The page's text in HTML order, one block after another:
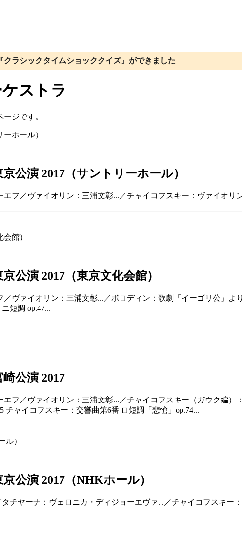
クラシックタイムショッククイズ』ができました
ストラ
ジです。
公演 2017（サントリーホール）
フ／ヴァイオリン：三浦文彰...／チャイコフスキー：ヴァイオリ
公演 2017（東京文化会館）
ヴァイオリン：三浦文彰...／ボロディン：歌劇「イーゴリ公」よ
短調 op.47...
公演 2017
フ／ヴァイオリン：三浦文彰...／チャイコフスキー（ガウク編）
ャイコフスキー：交響曲第6番 ロ短調「悲愴」op.74...
公演 2017（NHKホール）
チヤーナ：ヴェロニカ・ディジョーエヴァ...／チャイコフスキー